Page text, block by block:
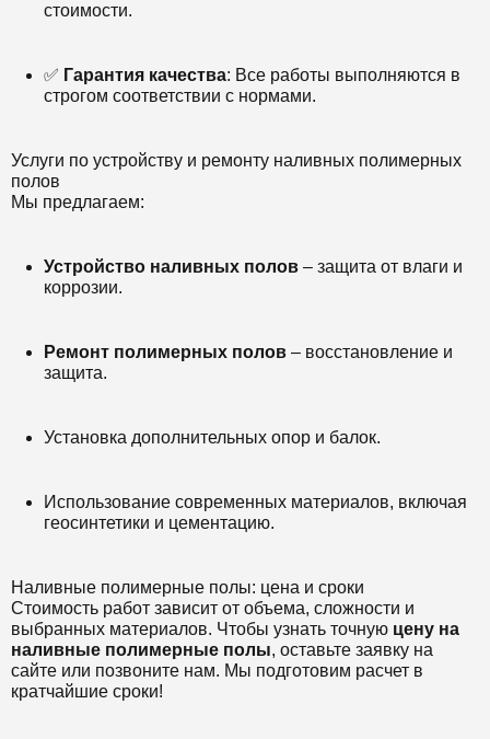
стоимости.
✅ Гарантия качества: Все работы выполняются в
строгом соответствии с нормами.
Услуги по устройству и ремонту наливных полимерных
полов
Мы предлагаем:
Устройство наливных полов – защита от влаги и
коррозии.
Ремонт полимерных полов – восстановление и
защита.
Установка дополнительных опор и балок.
Использование современных материалов, включая
геосинтетики и цементацию.
Наливные полимерные полы: цена и сроки
Стоимость работ зависит от объема, сложности и
выбранных материалов. Чтобы узнать точную цену на
наливные полимерные полы, оставьте заявку на
сайте или позвоните нам. Мы подготовим расчет в
кратчайшие сроки!